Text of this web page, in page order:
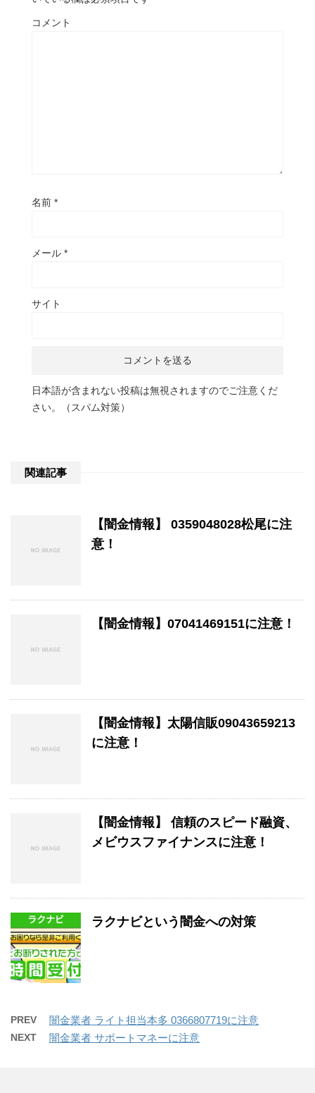
コメント
名前 *
メール *
サイト
日本語が含まれない投稿は無視されますのでご注意くだ
さい。（スパム対策）
関連記事
【闇金情報】 0359048028松尾に注
意！
【闇金情報】07041469151に注意！
【闇金情報】太陽信販09043659213
に注意！
【闇金情報】 信頼のスピード融資、
メビウスファイナンスに注意！
ラクナビという闇金への対策
PREV 闇金業者 ライト担当本多 0366807719に注意
NEXT 闇金業者 サポートマネーに注意